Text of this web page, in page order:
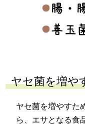
ヤセ菌を増や
ヤセ菌を増やすた
ら、エサとなる食